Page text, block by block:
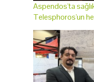
Aspendos'ta
Telesphoros'un